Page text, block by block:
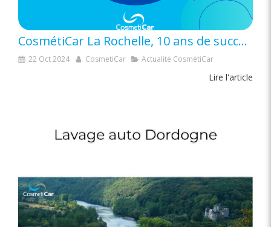
CosmétiCar La Rochelle, 10 ans de succès !
22 Oct 2024 CosmetiCar Actualité CosmétiCar
Lire l'article